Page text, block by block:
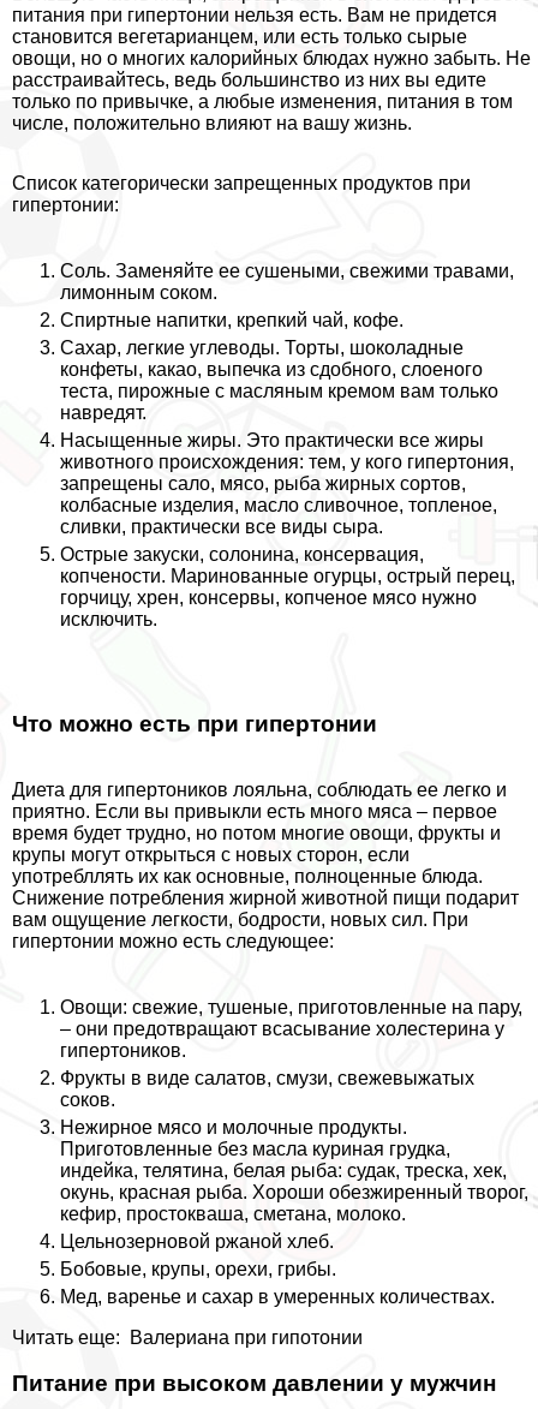
питания при гипертонии нельзя есть. Вам не придется
становится вегетарианцем, или есть только сырые
овощи, но о многих калорийных блюдах нужно забыть. Не
расстраивайтесь, ведь большинство из них вы едите
только по привычке, а любые изменения, питания в том
числе, положительно влияют на вашу жизнь.
Список категорически запрещенных продуктов при
гипертонии:
Соль. Заменяйте ее сушеными, свежими травами,
лимонным соком.
Спиртные напитки, крепкий чай, кофе.
Сахар, легкие углеводы. Торты, шоколадные
конфеты, какао, выпечка из сдобного, слоеного
теста, пирожные с масляным кремом вам только
навредят.
Насыщенные жиры. Это пpaктически все жиры
животного происхождения: тем, у кого гипертония,
запрещены сало, мясо, рыба жирных сортов,
колбасные изделия, масло сливочное, топленое,
сливки, пpaктически все виды сыра.
Острые закуски, солонина, консервация,
копчености. Маринованные огурцы, острый перец,
горчицу, хрен, консервы, копченое мясо нужно
исключить.
Что можно есть при гипертонии
Диета для гипертоников лояльна, соблюдать ее легко и
приятно. Если вы привыкли есть много мяса – первое
время будет трудно, но потом многие овощи, фрукты и
крупы могут открыться с новых сторон, если
употрeбллять их как основные, полноценные блюда.
Снижение потрeбления жирной животной пищи подарит
вам ощущение легкости, бодрости, новых сил. При
гипертонии можно есть следующее:
Овощи: свежие, тушеные, приготовленные на пару,
– они предотвращают всасывание холестерина у
гипертоников.
Фрукты в виде салатов, смузи, свежевыжатых
соков.
Нежирное мясо и молочные продукты.
Приготовленные без масла куриная грудка,
индейка, телятина, белая рыба: судак, треска, хек,
окунь, красная рыба. Хороши обезжиренный творог,
кефир, простокваша, сметана, молоко.
Цельнозерновой ржаной хлеб.
Бобовые, крупы, орехи, грибы.
Мед, варенье и сахар в умеренных количествах.
Читать еще:
Валериана при гипотонии
Питание при высоком давлении у мужчин